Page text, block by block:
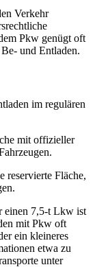
Verkehr
Pkw genügt oft
und Entladen.
im regulären
mit offizieller
reservierte Fläche,
einen 7,5‑t Lkw ist
mit Pkw oft
ein kleineres
etwa zu
unter